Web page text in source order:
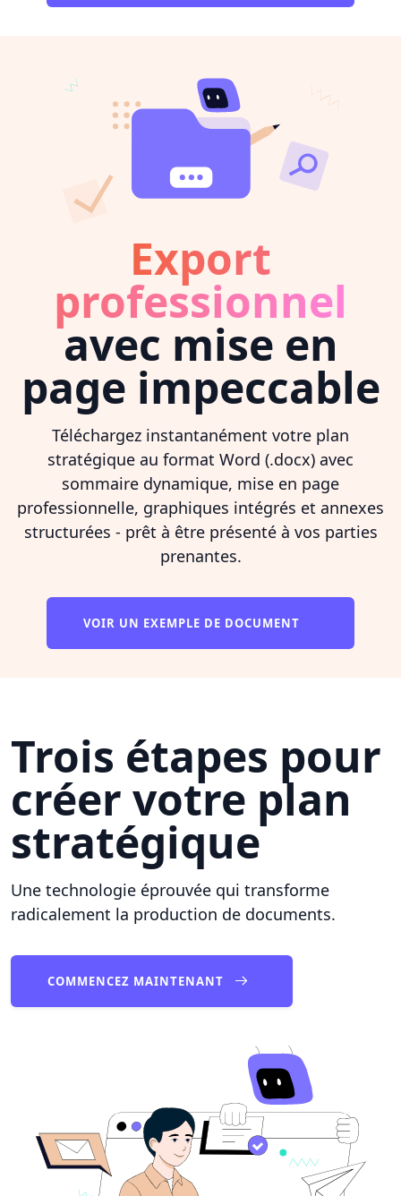
Export
professionnel
avec mise en
page impeccable
Téléchargez instantanément votre plan
stratégique au format Word (.docx) avec
sommaire dynamique, mise en page
professionnelle, graphiques intégrés et annexes
structurées - prêt à être présenté à vos parties
prenantes.
VOIR UN EXEMPLE DE DOCUMENT
Trois étapes pour
créer votre plan
stratégique
Une technologie éprouvée qui transforme
radicalement la production de documents.
COMMENCEZ MAINTENANT